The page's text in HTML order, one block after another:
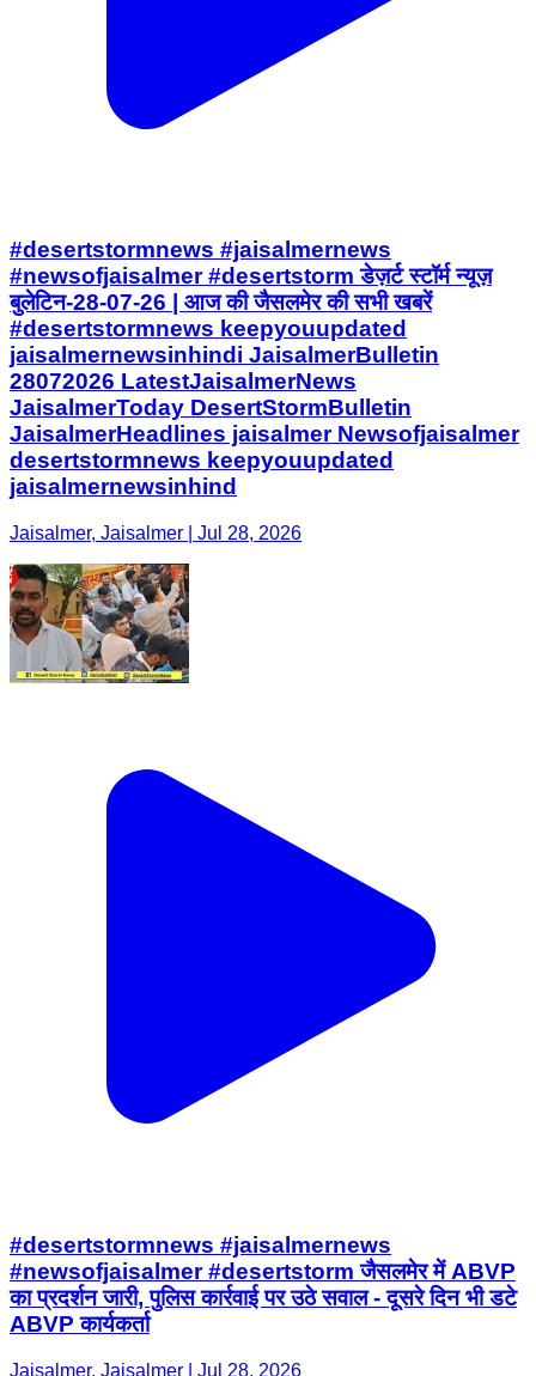
#desertstormnews #jaisalmernews
#newsofjaisalmer #desertstorm डेज़र्ट स्टॉर्म न्यूज़
बुलेटिन-28-07-26 | आज की जैसलमेर की सभी खबरें
#desertstormnews keepyouupdated
jaisalmernewsinhindi JaisalmerBulletin
28072026 LatestJaisalmerNews
JaisalmerToday DesertStormBulletin
JaisalmerHeadlines jaisalmer Newsofjaisalmer
desertstormnews keepyouupdated
jaisalmernewsinhind
Jaisalmer, Jaisalmer | Jul 28, 2026
#desertstormnews #jaisalmernews
#newsofjaisalmer #desertstorm जैसलमेर में ABVP
का प्रदर्शन जारी, पुलिस कार्रवाई पर उठे सवाल - दूसरे दिन भी डटे
ABVP कार्यकर्ता
Jaisalmer, Jaisalmer | Jul 28, 2026